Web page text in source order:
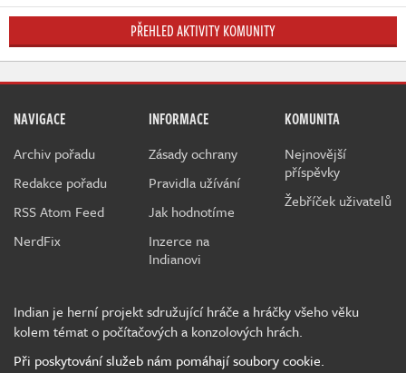
PŘEHLED AKTIVITY KOMUNITY
NAVIGACE
Archiv pořadu
Redakce pořadu
RSS Atom Feed
NerdFix
INFORMACE
Zásady ochrany
Pravidla užívání
Jak hodnotíme
Inzerce na
Indianovi
KOMUNITA
Nejnovější
příspěvky
Žebříček uživatelů
Indian je herní projekt sdružující hráče a hráčky všeho věku
kolem témat o počítačových a konzolových hrách.
Při poskytování služeb nám pomáhají soubory cookie.